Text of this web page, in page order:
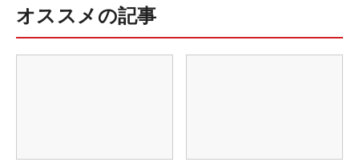
オススメの記事